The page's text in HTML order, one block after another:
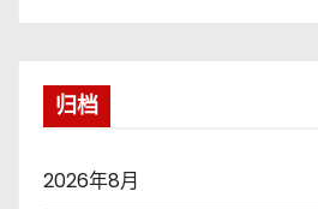
归档
2026年8月